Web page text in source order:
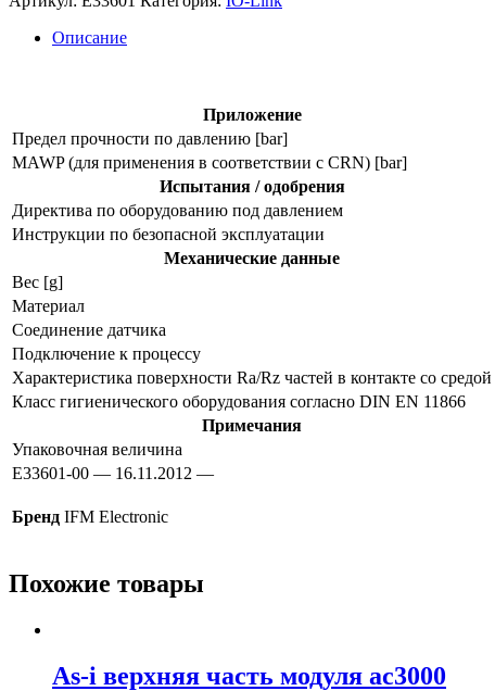
адаптер
Описание
Приложение
Предел прочности по давлению [bar]
MAWP (для применения в соответствии с CRN) [bar]
Испытания / одобрения
Директива по оборудованию под давлением
Инструкции по безопасной эксплуатации
Механические данные
Вес [g]
Материал
Соединение датчика
Подключение к процессу
Характеристика поверхности Ra/Rz частей в контакте со средой
Класс гигиенического оборудования согласно DIN EN 11866
Примечания
Упаковочная величина
E33601-00 — 16.11.2012 —
Бренд IFM Electronic
Похожие товары
As-i верхняя часть модуля ac3000